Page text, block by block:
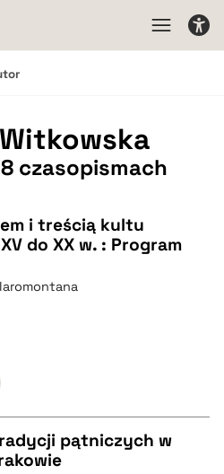
czasopismach
i treścią kultu
do XX w. : Program
pątniczych w